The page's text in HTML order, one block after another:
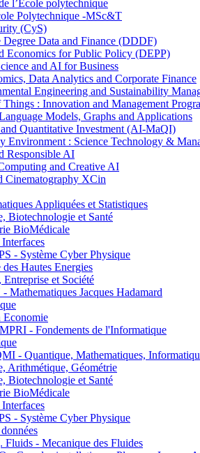
l’École polytechnique
Polytechnique -MSc&T
(CyS)
Data and Finance (DDDF)
Economics for Public Policy (DEPP)
and AI for Business
Data Analytics and Corporate Finance
Engineering and Sustainability
: Innovation and Management
Models, Graphs and Applications
Quantitative Investment (AI-MaQI)
Environment : Science Technology &
Responsible AI
and Creative AI
Cinematography XCin
Appliquées et Statistiques
et Santé
BioMédicale
- Système Cyber Physique
Hautes Energies
et Société
Jacques Hadamard
- Fondements de l'Informatique
- Quantique, Mathematiques,
Géométrie
et Santé
BioMédicale
- Système Cyber Physique
- Mecanique des Fluides